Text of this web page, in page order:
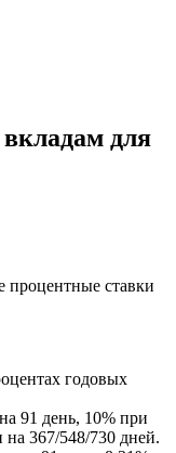
для
процентные ставки
годовых
91 день, 10% при
367/548/730 дней.